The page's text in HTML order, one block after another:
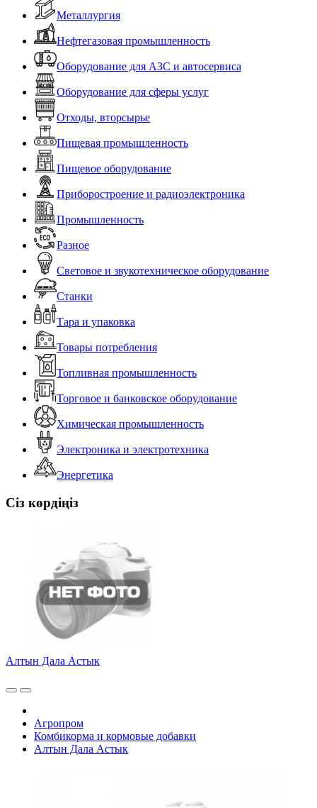
Металлургия
Нефтегазовая промышленность
Оборудование для АЗС и автосервиса
Оборудование для сферы услуг
Отходы, вторсырье
Пищевая промышленность
Пищевое оборудование
Приборостроение и радиоэлектроника
Промышленность
Разное
Световое и звукотехническое оборудование
Станки
Тара и упаковка
Товары потребления
Топливная промышленность
Торговое и банковское оборудование
Химическая промышленность
Электроника и электротехника
Энергетика
Сіз көрдіңіз
Алтын Дала Астык
Агропром
Комбикорма и кормовые добавки
Алтын Дала Астык